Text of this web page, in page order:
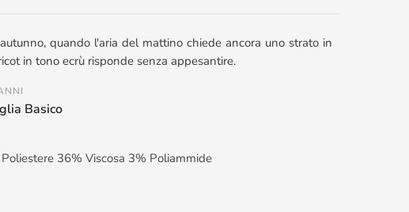
quando l'aria del mattino chiede ancora uno strato in
in tono ecrù risponde senza appesantire.
Basico
36% Viscosa 3% Poliammide